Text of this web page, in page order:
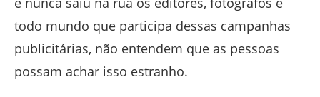
todo mundo que participa dessas campanhas
publicitárias, não entendem que as pessoas
possam achar isso estranho.